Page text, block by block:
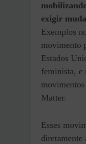
exigir
Exemplos
movimento
Estados
feminista, e
Matter.
Esses
diretamente